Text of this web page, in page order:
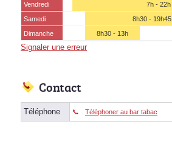
Vendredi
7h - 22h
Samedi
8h30 - 19h45
Dimanche
8h30 - 13h
Signaler une erreur
Contact
Téléphone Téléphoner au bar tabac